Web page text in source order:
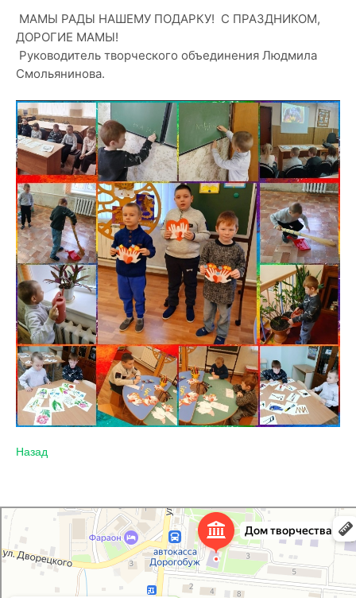
МАМЫ РАДЫ НАШЕМУ ПОДАРКУ! С ПРАЗДНИКОМ,
ДОРОГИЕ МАМЫ!
Руководитель творческого объединения Людмила
Смольянинова.
Назад
Дорогобужский дом детского творчества
Дом культуры в Дорогобуже
Дополнительное образование в Дорогобуже